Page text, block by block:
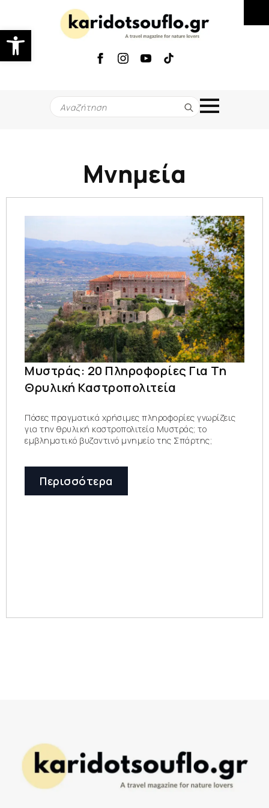
Ανοίξτε τη γραμμή εργαλείων
Search
for:
Μνημεία
Μυστράς: 20 Πληροφορίες Για Τη
Θρυλική Καστροπολιτεία
Πόσες πραγματικά χρήσιμες πληροφορίες γνωρίζεις
για την θρυλική καστροπολιτεία Μυστράς; το
εμβληματικό βυζαντινό μνημείο της Σπάρτης;
Περισσότερα